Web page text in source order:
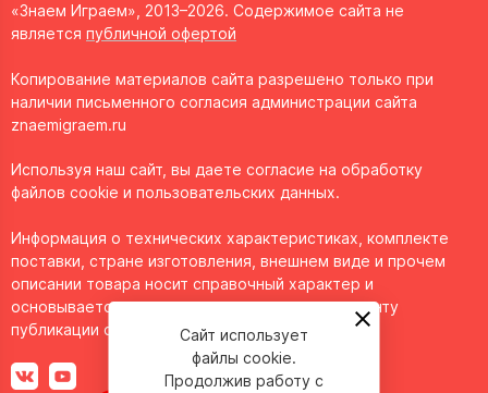
«Знаем Играем», 2013–2026. Содержимое сайта не
является публичной офертой
Копирование материалов сайта разрешено только при
наличии письменного согласия администрации сайта
znaemigraem.ru
Используя наш сайт, вы даете согласие на обработку
файлов cookie и пользовательских данных.
Информация о технических характеристиках, комплекте
поставки, стране изготовления, внешнем виде и прочем
описании товара носит справочный характер и
основывается на последних доступных к моменту
публикации сведениях.Сайт использует
файлы cookie.
Продолжив работу с